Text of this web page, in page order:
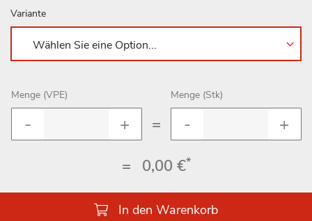
Variante
Menge (VPE)
=
Menge (Stk)
= 0,00 €*
In den Warenkorb